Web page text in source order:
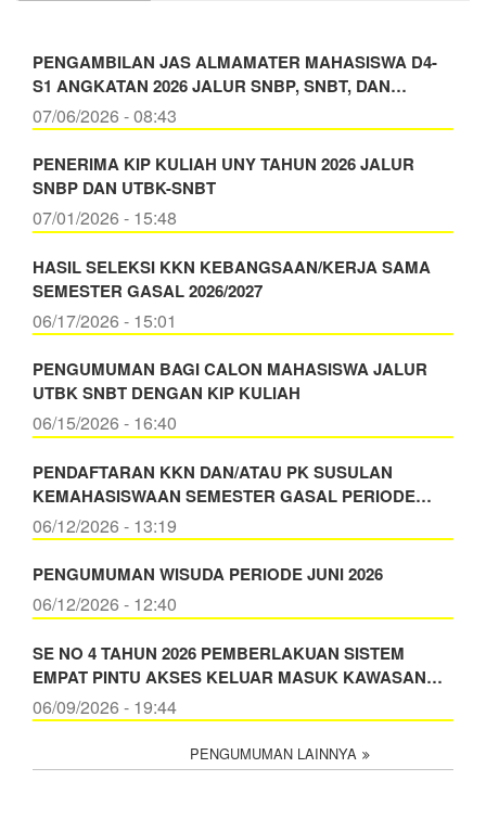
PENGAMBILAN JAS ALMAMATER MAHASISWA D4-
S1 ANGKATAN 2026 JALUR SNBP, SNBT, DAN…
07/06/2026 - 08:43
PENERIMA KIP KULIAH UNY TAHUN 2026 JALUR
SNBP DAN UTBK-SNBT
07/01/2026 - 15:48
HASIL SELEKSI KKN KEBANGSAAN/KERJA SAMA
SEMESTER GASAL 2026/2027
06/17/2026 - 15:01
PENGUMUMAN BAGI CALON MAHASISWA JALUR
UTBK SNBT DENGAN KIP KULIAH
06/15/2026 - 16:40
PENDAFTARAN KKN DAN/ATAU PK SUSULAN
KEMAHASISWAAN SEMESTER GASAL PERIODE…
06/12/2026 - 13:19
PENGUMUMAN WISUDA PERIODE JUNI 2026
06/12/2026 - 12:40
SE NO 4 TAHUN 2026 PEMBERLAKUAN SISTEM
EMPAT PINTU AKSES KELUAR MASUK KAWASAN…
06/09/2026 - 19:44
PENGUMUMAN LAINNYA